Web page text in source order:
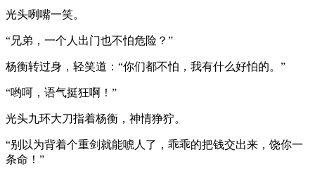
光头咧嘴一笑。
“兄弟，一个人出门也不怕危险？”
杨衡转过身，轻笑道：“你们都不怕，我有什么好怕的。”
“哟呵，语气挺狂啊！”
光头九环大刀指着杨衡，神情狰狞。
“别以为背着个重剑就能唬人了，乖乖的把钱交出来，饶你一
条命！”